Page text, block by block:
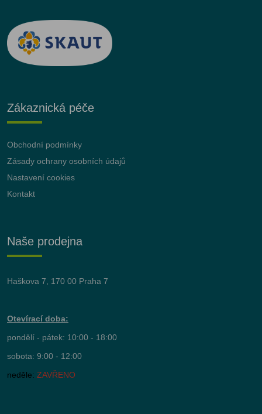
Zákaznická péče
Obchodní podmínky
Zásady ochrany osobních údajů
Nastavení cookies
Kontakt
Naše prodejna
Haškova 7, 170 00 Praha 7
Otevírací doba:
pondělí - pátek: 10:00 - 18:00
sobota: 9:00 - 12:00
neděle: ZAVŘENO